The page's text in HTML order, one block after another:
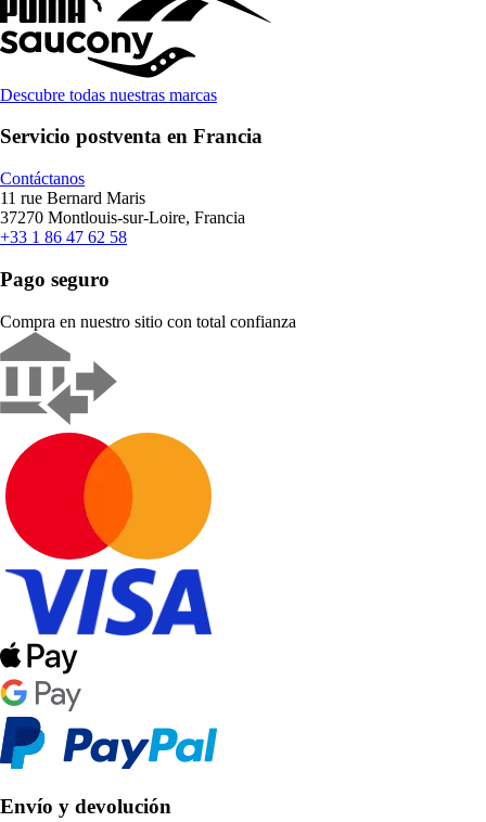
Descubre todas nuestras marcas
Servicio postventa en Francia
Contáctanos
11 rue Bernard Maris
37270 Montlouis-sur-Loire, Francia
+33 1 86 47 62 58
Pago seguro
Compra en nuestro sitio con total confianza
Envío y devolución